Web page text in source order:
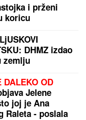
i prženi
koricu
DHMZ izdao
zemlju
DALEKO OD
Jelene
joj je Ana
Raleta - poslala